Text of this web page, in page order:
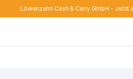
Löwenzahn Cash & Carry GmbH -